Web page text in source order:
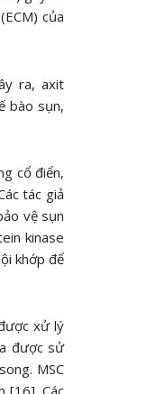
của
ra, axit
bào sụn,
cổ điển,
tác giả
vệ sụn
kinase
khớp để
xử lý
được sử
MSC